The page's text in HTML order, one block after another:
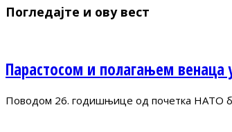
Погледајте и ову вест
Парастосом и полагањем венаца
Поводом 26. годишњице од почетка НАТО